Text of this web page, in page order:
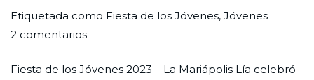
Por
Redaccion
Nueva
Publicada
el
de
Publicada
en
Etiquetada como Fiesta de los Jóvenes, Jóvenes
2 comentariosen
raíces
Fiesta de los Jóvenes 2023 – La Mariápolis Lía celebró